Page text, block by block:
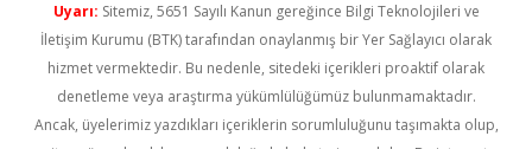
Uyarı: Sitemiz, 5651 Sayılı Kanun gereğince Bilgi Teknolojileri ve
İletişim Kurumu (BTK) tarafından onaylanmış bir Yer Sağlayıcı olarak
hizmet vermektedir. Bu nedenle, sitedeki içerikleri proaktif olarak
denetleme veya araştırma yükümlülüğümüz bulunmamaktadır.
Ancak, üyelerimiz yazdıkları içeriklerin sorumluluğunu taşımakta olup,